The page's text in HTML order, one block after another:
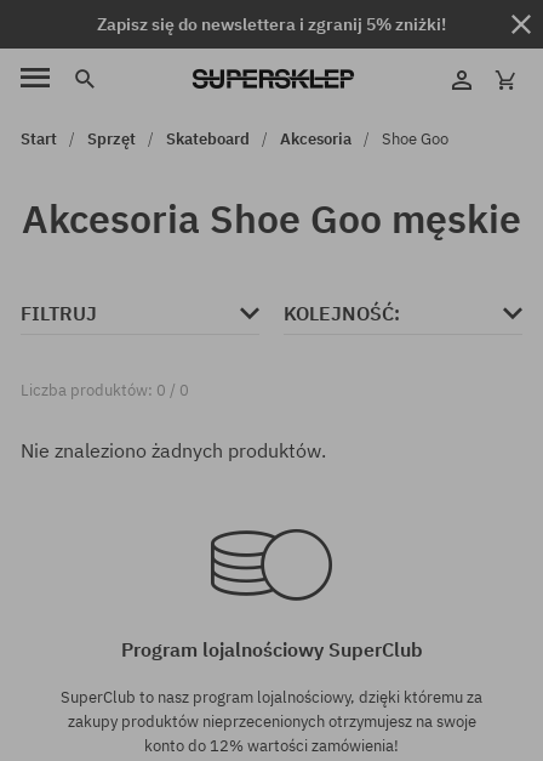
Zapisz się do newslettera i zgranij 5% zniżki!
Start Sprzęt Skateboard Akcesoria Shoe Goo
Akcesoria Shoe Goo męskie
FILTRUJ KOLEJNOŚĆ:
Liczba produktów: 0 / 0
Nie znaleziono żadnych produktów.
Program lojalnościowy SuperClub
SuperClub to nasz program lojalnościowy, dzięki któremu za
zakupy produktów nieprzecenionych otrzymujesz na swoje
konto do 12% wartości zamówienia!